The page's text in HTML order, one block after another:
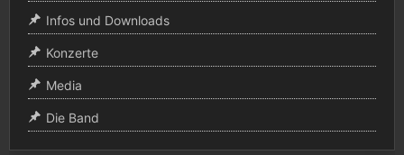
Infos und Downloads
Konzerte
Media
Die Band